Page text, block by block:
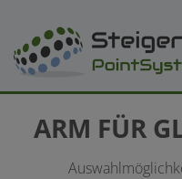
ARM FÜR